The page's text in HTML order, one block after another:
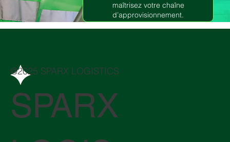
maîtrisez votre chaîne
d’approvisionnement.
@2025 SPARX LOGISTICS
SPARX